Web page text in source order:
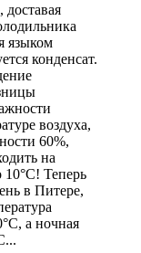
языком
конденсат.
воздуха,
60%,
на
10°С! Теперь
в Питере,
а ночная